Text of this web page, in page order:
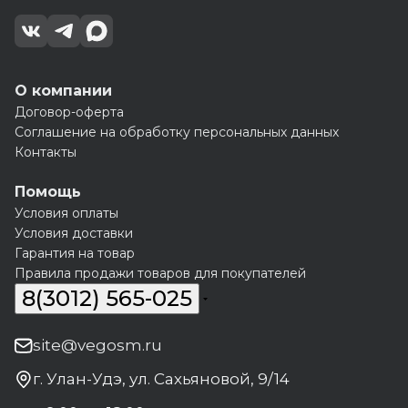
О компании
Договор-оферта
Соглашение на обработку персональных данных
Контакты
Помощь
Условия оплаты
Условия доставки
Гарантия на товар
Правила продажи товаров для покупателей
8(3012) 565-025
site@vegosm.ru
г. Улан-Удэ, ул. Сахьяновой, 9/14